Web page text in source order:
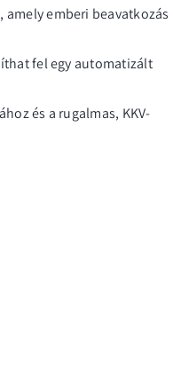
emberi beavatkozás
fel egy automatizált
és a rugalmas, KKV-